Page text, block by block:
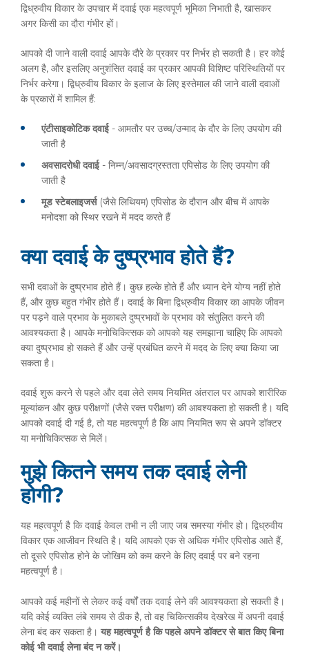
द्विध्रुवीय विकार के उपचार में दवाई एक महत्वपूर्ण भूमिका निभाती है, खासकर
अगर किसी का दौरा गंभीर हों।
आपको दी जाने वाली दवाई आपके दौरे के प्रकार पर निर्भर हो सकती है। हर कोई
अलग है, और इसलिए अनुशंसित दवाई का प्रकार आपकी विशिष्ट परिस्थितियों पर
निर्भर करेगा। द्विध्रुवीय विकार के इलाज के लिए इस्तेमाल की जाने वाली दवाओं
के प्रकारों में शामिल हैं:
एंटीसाइकोटिक दवाई- आमतौर पर उच्च/उन्माद के दौर के लिए उपयोग की
जाती है
अवसादरोधी दवाई - निम्न/अवसादग्रस्तता एपिसोड के लिए उपयोग की
जाती है
मूड स्टेबलाइजर्स (जैसे लिथियम) एपिसोड के दौरान और बीच में आपके
मनोदशा को स्थिर रखने में मदद करते हैं
क्या दवाई के दुष्प्रभाव होते हैं?
सभी दवाओं के दुष्प्रभाव होते हैं। कुछ हल्के होते हैं और ध्यान देने योग्य नहीं होते
हैं, और कुछ बहुत गंभीर होते हैं। दवाई के बिना द्विध्रुवीय विकार का आपके जीवन
पर पड़ने वाले प्रभाव के मुकाबले दुष्प्रभावों के प्रभाव को संतुलित करने की
आवश्यकता है। आपके मनोचिकित्सक को आपको यह समझाना चाहिए कि आपको
क्या दुष्प्रभाव हो सकते हैं और उन्हें प्रबंधित करने में मदद के लिए क्या किया जा
सकता है।
दवाई शुरू करने से पहले और दवा लेते समय नियमित अंतराल पर आपको शारीरिक
मूल्यांकन और कुछ परीक्षणों (जैसे रक्त परीक्षण) की आवश्यकता हो सकती है। यदि
आपको दवाई दी गई है, तो यह महत्वपूर्ण है कि आप नियमित रूप से अपने डॉक्टर
या मनोचिकित्सक से मिलें।
मुझे कितने समय तक दवाई लेनी
होगी?
यह महत्वपूर्ण है कि दवाई केवल तभी न ली जाए जब समस्या गंभीर हो। द्विध्रुवीय
विकार एक आजीवन स्थिति है। यदि आपको एक से अधिक गंभीर एपिसोड आते हैं,
तो दूसरे एपिसोड होने के जोखिम को कम करने के लिए दवाई पर बने रहना
महत्वपूर्ण है।
आपको कई महीनों से लेकर कई वर्षों तक दवाई लेने की आवश्यकता हो सकती है।
यदि कोई व्यक्ति लंबे समय से ठीक है, तो वह चिकित्सकीय देखरेख में अपनी दवाई
लेना बंद कर सकता है। यह महत्वपूर्ण है कि पहले अपने डॉक्टर से बात किए बिना
कोई भी दवाई लेना बंद न करें।